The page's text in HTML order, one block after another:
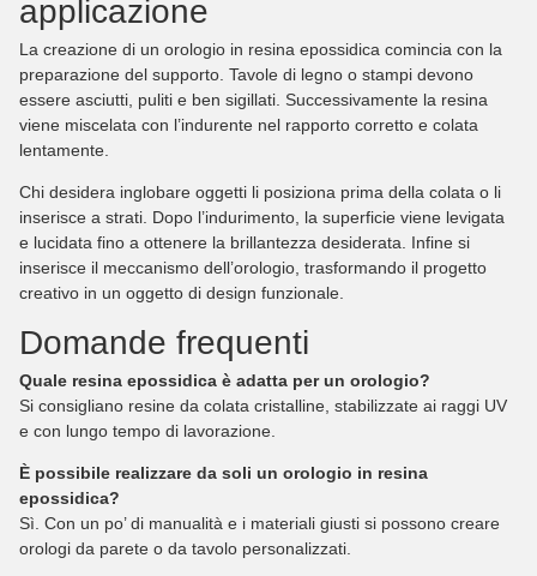
applicazione
La creazione di un orologio in resina epossidica comincia con la
preparazione del supporto. Tavole di legno o stampi devono
essere asciutti, puliti e ben sigillati. Successivamente la resina
viene miscelata con l’indurente nel rapporto corretto e colata
lentamente.
Chi desidera inglobare oggetti li posiziona prima della colata o li
inserisce a strati. Dopo l’indurimento, la superficie viene levigata
e lucidata fino a ottenere la brillantezza desiderata. Infine si
inserisce il meccanismo dell’orologio, trasformando il progetto
creativo in un oggetto di design funzionale.
Domande frequenti
Quale resina epossidica è adatta per un orologio?
Si consigliano resine da colata cristalline, stabilizzate ai raggi UV
e con lungo tempo di lavorazione.
È possibile realizzare da soli un orologio in resina
epossidica?
Sì. Con un po’ di manualità e i materiali giusti si possono creare
orologi da parete o da tavolo personalizzati.